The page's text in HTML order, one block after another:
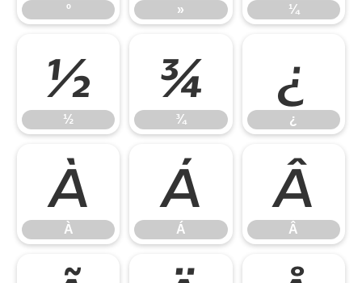
º » ¼
½
½
¾
¾
¿
¿
À
À
Á
Á
Â
Â